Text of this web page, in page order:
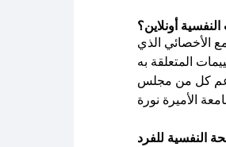
أونلاين؟
الأخصائي الذي
كل من مجلس